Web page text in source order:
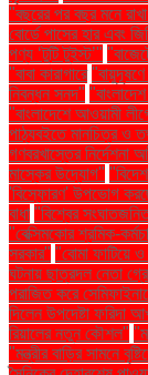
"বছরের পর বছর মনে
বোর্ডে পাসের হার এবং
পণ্য ‘টুটি টুইস্ট’"
"বাবা কারাগারে "বায়ুদূষণে
নিবন্ধন সনদ"
"বাংলাদেশে আওয়ামী
পাঠ্যবইতে মানচিত্র ও
গণবরখাস্তের নির্দেশনা
মাস্কের উদ্যোগ"
'বিস্ফোরণ' উপভোগ
বাধা "বিশ্বের
"বেক্সিমকোর শ্রমিক-
সরকার" "বোমা ফাটিয়ে
ঘটনায় ছাত্রদল নেতা
পরাজিত করে
দিলেন উপদেষ্টা ফরিদা
রিয়ালের নতুন কৌশল"
"মন্ত্রীর বাড়ির সামনে